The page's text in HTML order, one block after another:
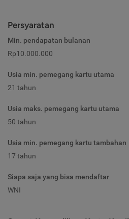
Persyaratan
Min. pendapatan bulanan
Rp10.000.000
Usia min. pemegang kartu utama
21 tahun
Usia maks. pemegang kartu utama
50 tahun
Usia min. pemegang kartu tambahan
17 tahun
Siapa saja yang bisa mendaftar
WNI